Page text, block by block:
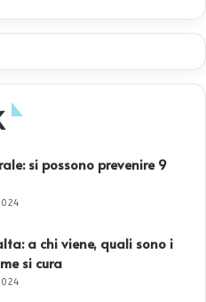
si possono prevenire 9
a chi viene, quali sono i
si cura